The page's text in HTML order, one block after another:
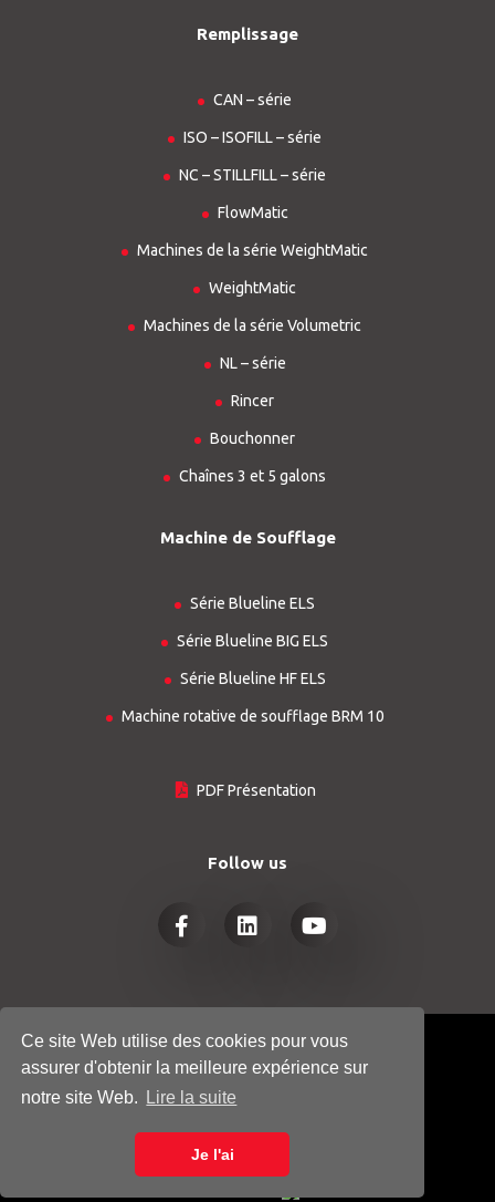
Ce site Web utilise des cookies pour vous
assurer d'obtenir la meilleure expérience sur
notre site Web.
Lire la suite
Je l'ai
Remplissage
CAN – série
ISO – ISOFILL – série
NC – STILLFILL – série
FlowMatic
Machines de la série WeightMatic
WeightMatic
Machines de la série Volumetric
NL – série
Rincer
Bouchonner
Chaînes 3 et 5 galons
Machine de Soufflage
Série Blueline ELS
Série Blueline BIG ELS
Série Blueline HF ELS
Machine rotative de soufflage BRM 10
PDF Présentation
Follow us
© COPYRIGHT 2026HTGINDUSTRY.COM
- ALL RIGHTS RESERVED
POLITIQUE DE CONFIDENTIALITÉ
COOKIE POLICY